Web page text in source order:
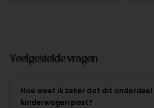
Veelgestelde vragen
Hoe weet ik zeker dat dit onderdeel
kinderwagen past?